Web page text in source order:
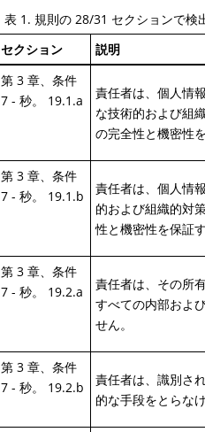
表 1 .規則の 28/31 セクションで検
セクション
説明
第 3 章、条件
7 - 秒。 19.1.a
責任者は、個人情
な技術的および組
の完全性と機密性
第 3 章、条件
7 - 秒。 19.1.b
責任者は、個人情
的および組織的対
性と機密性を保証
第 3 章、条件
7 - 秒。 19.2.a
責任者は、その所
すべての内部およ
せん。
第 3 章、条件
7 - 秒。 19.2.b
責任者は、識別さ
的な手段をとらな